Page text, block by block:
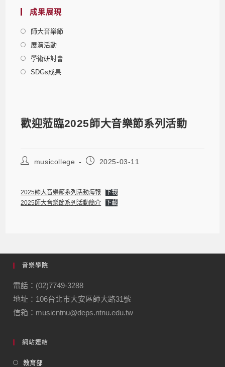
成果展現
師大音樂節
展演活動
學術研討會
SDGs成果
歡迎蒞臨2025師大音樂節系列活動
musicollege 2025-03-11
2025師大音樂節系列活動海報
下載
2025師大音樂節系列活動簡介
下載
音樂學院
電話：(02)7749-3288
地址：106台北市大安區師大路31號
信箱：musicntnu@deps.ntnu.edu.tw
網站連結
教育部